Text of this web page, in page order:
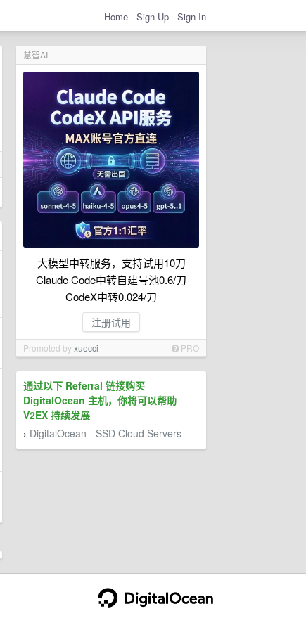
Home Sign Up Sign In
慧智AI
大模型中转服务，支持试用10刀
Claude Code中转自建号池0.6/刀
CodeX中转0.024/刀
注册试用
Promoted byxuecci PRO
通过以下 Referral 链接购买
DigitalOcean 主机，你将可以帮助
V2EX 持续发展
› DigitalOcean - SSD Cloud Servers